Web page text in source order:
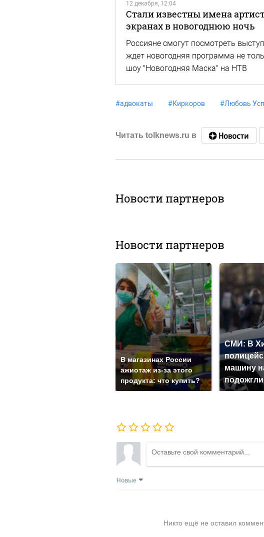
12 декабря, 12:04
Стали известны имена
экранах в новогоднюю ночь
Россияне смогут посмотреть
ждет новогодняя программа не
шоу "Новогодняя Маска" на НТВ
#адвокаты #Киркоров #Любовь
Читать tolknews.ru в
Новости партнеров
Новости партнеров
В магазинах России
ажиотаж из-за этого
продукта: что купить?
СМИ: В
машину
Новые
Никто ещё не оставил